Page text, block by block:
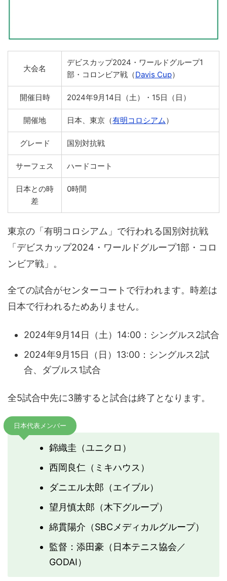
大会名
デビスカップ2024・ワールドグループ1
部・コロンビア戦（Davis Cup）
開催日時 2024年9月14日（土）・15日（日）
開催地 日本、東京（有明コロシアム）
グレード 国別対抗戦
サーフェス ハードコート
日本との時
差
0時間
東京の「有明コロシアム」で行われる国別対抗戦
「デビスカップ2024・ワールドグループ1部・コロ
ンビア戦」。
全ての試合がセンターコートで行われます。時差は
日本で行われるためありません。
2024年9月14日（土）14:00：シングルス2試合
2024年9月15日（日）13:00：シングルス2試
合、ダブルス1試合
全5試合中先に3勝すると試合は終了となります。
日本代表メンバー
錦織圭（ユニクロ）
西岡良仁（ミキハウス）
ダニエル太郎（エイブル）
望月慎太郎（木下グループ）
綿貫陽介（SBCメディカルグループ）
監督：添田豪（日本テニス協会／
GODAI）